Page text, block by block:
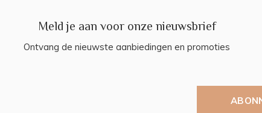
Meld je aan voor onze nieuwsbrief
Ontvang de nieuwste aanbiedingen en promoties